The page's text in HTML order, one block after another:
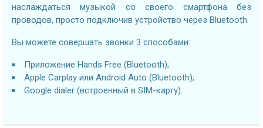
наслаждаться музыкой со своего смартфона без
проводов, просто подключив устройство через Bluetooth.
Вы можете совершать звонки 3 способами:
Приложение Hands Free (Bluetooth);
Apple Carplay или Android Auto (Bluetooth);
Google dialer (встроенный в SIM-карту).